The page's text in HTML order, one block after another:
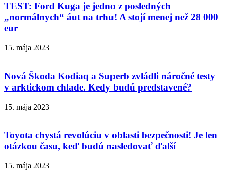
TEST: Ford Kuga je jedno z posledných
„normálnych“ áut na trhu! A stojí menej než 28 000
eur
15. mája 2023
Nová Škoda Kodiaq a Superb zvládli náročné testy
v arktickom chlade. Kedy budú predstavené?
15. mája 2023
Toyota chystá revolúciu v oblasti bezpečnosti! Je len
otázkou času, keď budú nasledovať ďalší
15. mája 2023